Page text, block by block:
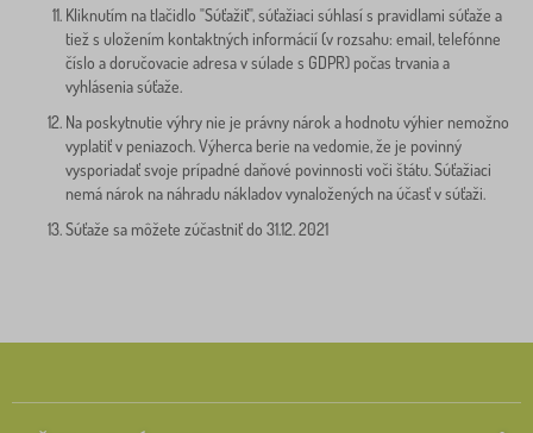
Kliknutím na tlačidlo "Súťažiť", súťažiaci súhlasí s pravidlami súťaže a
tiež s uložením kontaktných informácií (v rozsahu: email, telefónne
číslo a doručovacie adresa v súlade s GDPR) počas trvania a
vyhlásenia súťaže.
Na poskytnutie výhry nie je právny nárok a hodnotu výhier nemožno
vyplatiť v peniazoch. Výherca berie na vedomie, že je povinný
vysporiadať svoje prípadné daňové povinnosti voči štátu. Súťažiaci
nemá nárok na náhradu nákladov vynaložených na účasť v súťaži.
Súťaže sa môžete zúčastniť do 31.12. 2021